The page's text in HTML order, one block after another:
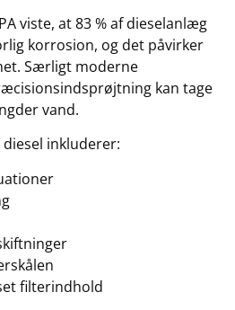
viste, at 83 % af dieselanlæg
korrosion, og det påvirker
Særligt moderne
kan tage
vand.
inkluderer:
filterindhold